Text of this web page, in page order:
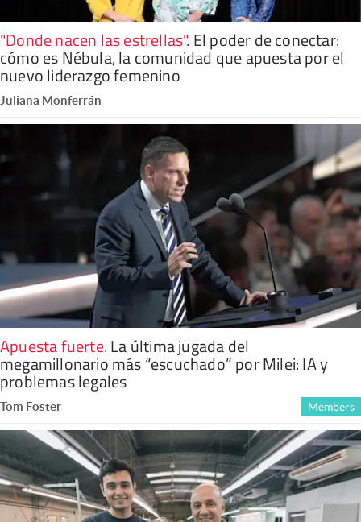
"Donde nacen las estrellas". El poder de conectar:
cómo es Nébula, la comunidad que apuesta por el
nuevo liderazgo femenino
Juliana Monferrán
Apuesta fuerte.La última jugada del
megamillonario más “escuchado” por Milei: IA y
problemas legales
Tom Foster Members